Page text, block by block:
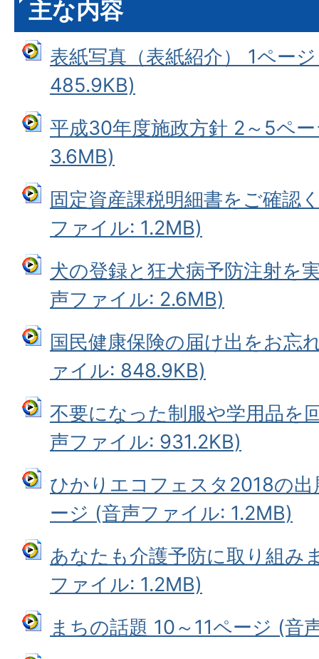
主な内容
表紙写真（表紙紹介） 1ペー
485.9KB)
平成30年度施政方針 2～5ペ
3.6MB)
固定資産課税明細書をご確認
ファイル: 1.2MB)
犬の登録と狂犬病予防注射を
声ファイル: 2.6MB)
国民健康保険の届け出をお忘
ァイル: 848.9KB)
不要になった制服や学用品を
声ファイル: 931.2KB)
ひかりエコフェスタ2018の
ージ (音声ファイル: 1.2MB)
あなたも介護予防に取り組み
ファイル: 1.2MB)
まちの話題 10～11ページ (音